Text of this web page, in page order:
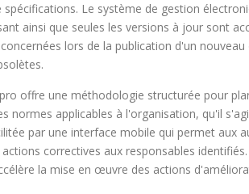
Le système de gestion
ainsi que seules les versions à jour sont
lors de la publication d'un
offre une méthodologie structurée pour
normes applicables à l'organisation, qu'il
par une interface mobile qui permet aux
correctives aux responsables
la mise en œuvre des actions